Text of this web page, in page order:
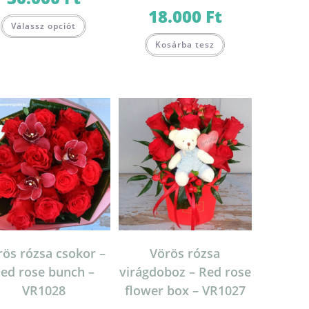
Válassz opciót 18.000 Ft
Kosárba tesz
rózsa csokor –
rose bunch –
VR1028
Vörös rózsa
virágdoboz – Red rose
flower box – VR1027